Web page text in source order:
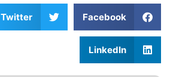
Facebook
Twitter
LinkedIn